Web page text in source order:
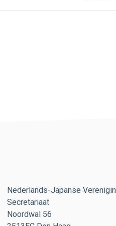
Nederlands-Japanse
Secretariaat
Noordwal 56